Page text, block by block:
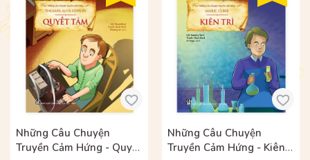
Những Câu Chuyện
Truyền Cảm Hứng - Quyết
Những Câu Chuyện
Truyền Cảm Hứng - Kiên